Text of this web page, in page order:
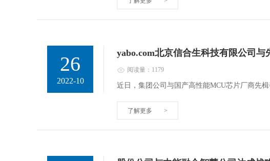
26
2022-10
yabo.com北京信合生科技有限公司
阅读量：1179
近日，集团公司与国产高性能MCU芯片厂商先
了解更多 >